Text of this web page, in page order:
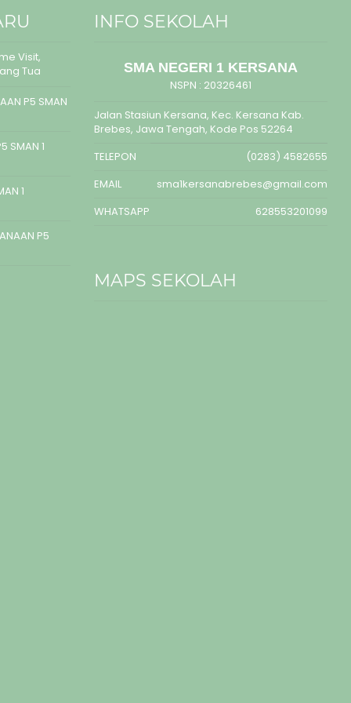
Visit,
Tua
P5 SMAN
SMAN 1
1
P5
INFO SEKOLAH
SMA NEGERI 1 KERSANA
NSPN : 20326461
Jalan Stasiun Kersana, Kec. Kersana Kab.
Brebes, Jawa Tengah, Kode Pos 52264
TELEPON
(0283) 4582655
EMAIL
sma1kersanabrebes@gmail.com
WHATSAPP
628553201099
MAPS SEKOLAH